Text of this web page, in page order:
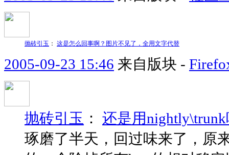
抛砖引玉 ： 这是怎么回事啊？图片不见了，全用文字代替
2005-09-23 15:46 来自版块 -
抛砖引玉 ： 还是用
琢磨了半天，回过味来了，原